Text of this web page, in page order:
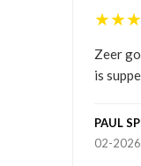
Zeer
is supper
PAUL
02-2026